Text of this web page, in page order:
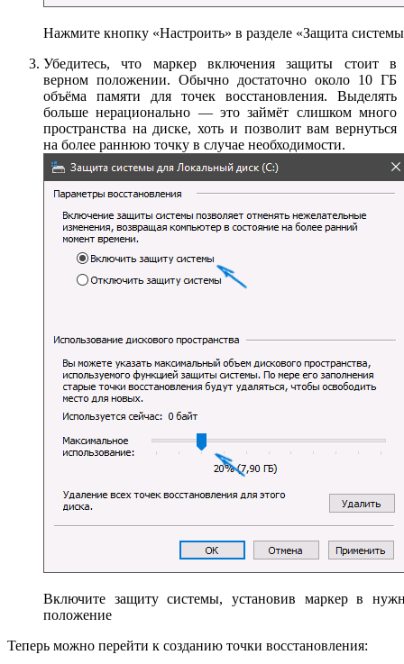
Нажмите кнопку «Настроить» в разделе «Защита
Убедитесь, что маркер включения защиты стоит в
верном положении. Обычно достаточно около 10 ГБ
объёма памяти для точек восстановления. Выделять
больше нерационально — это займёт слишком много
пространства на диске, хоть и позволит вам вернуться
на более раннюю точку в случае необходимости.
Включите защиту системы, установив маркер в
положение
Теперь можно перейти к созданию точки восстановления: